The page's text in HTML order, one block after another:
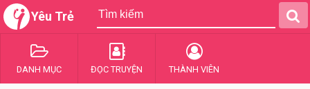
Yêu Trẻ
DANH MỤC ĐỌC TRUYỆN THÀNH VIÊN